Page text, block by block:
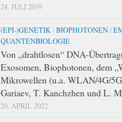
24. JULI 2019
(EPI-)GENETIK /BIOPHOTONEN/
QUANTENBIOLOGIE
Von „drahtlosen“ DNA-
Exosomen, Biophotonen, dem
Mikrowellen (u.a. WLAN/4G/
Gariaev, T. Kanchzhen und L.
20. APRIL 2022